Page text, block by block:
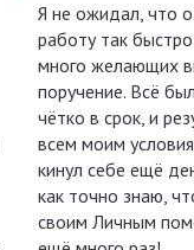
Я не ожидал, что
работу так
много желающих
поручение. Всё
чётко в срок, и
всем моим
кинул себе ещё
как точно знаю,
своим Личным